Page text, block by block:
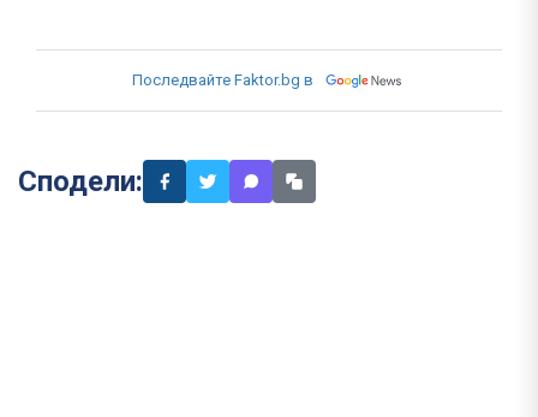
Последвайте Faktor.bg в
Сподели: